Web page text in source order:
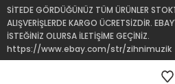
SİTEDE GÖRDÜĞÜNÜZ TÜM ÜRÜNLER
ALIŞVERİŞLERDE KARGO ÜCRETSİZDİR.
İSTEĞİNİZ OLURSA İLETİŞİME GEÇİNİZ.
https://www.ebay.com/str/zihnimuzik